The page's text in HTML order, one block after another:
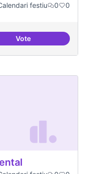
festiu 0 0
VoteActes al Canòdrom